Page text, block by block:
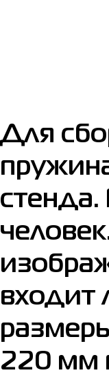
Для
входит
220 мм